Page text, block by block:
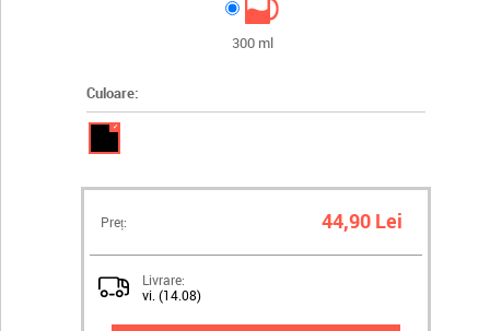
300 ml
Culoare:
✓
Preț: 44,90 Lei
Livrare:
vi. (14.08)